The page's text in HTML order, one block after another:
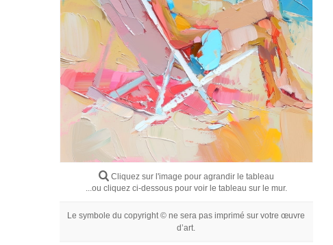
Cliquez sur l'image pour agrandir le tableau
...ou cliquez ci-dessous pour voir le tableau sur le mur.
Le symbole du copyright © ne sera pas imprimé sur votre œuvre
d’art.